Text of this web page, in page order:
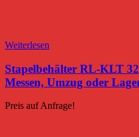
Weiterlesen
Stapelbehälter RL-KLT
Messen, Umzug oder
Preis auf Anfrage!